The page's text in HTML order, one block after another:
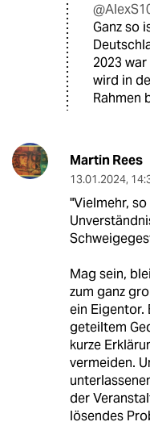
Ganz so
2023
wird in
Rahmen
Martin Rees
13.01.2024,
"Vielmehr,
Mag sein,
zum ganz
ein Eigentor.
geteiltem
kurze
vermeiden.
der
lösendes